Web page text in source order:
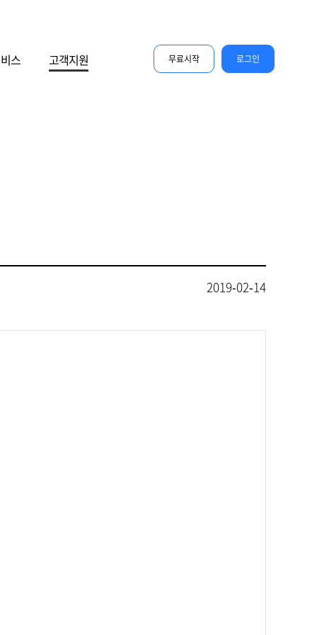
스 고객지원 무료시작 로그인
2019-02-14